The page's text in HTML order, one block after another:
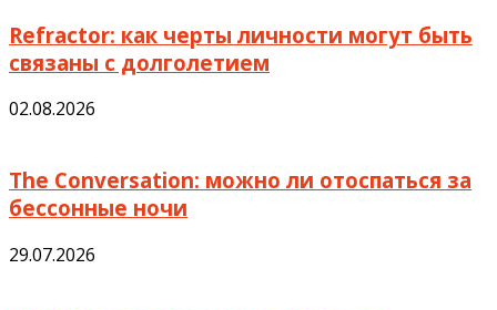
Refractor: как черты личности могут быть
связаны с долголетием
02.08.2026
The Conversation: можно ли отоспаться за
бессонные ночи
29.07.2026